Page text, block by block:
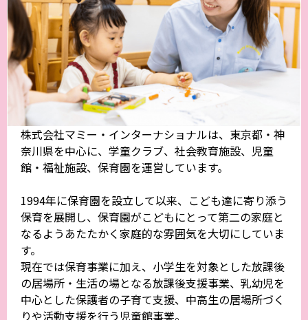
株式会社マミー・インターナショナルは、東京都・神
奈川県を中心に、学童クラブ、社会教育施設、児童
館・福祉施設、保育園を運営しています。
1994年に保育園を設立して以来、こども達に寄り添う
保育を展開し、保育園がこどもにとって第二の家庭と
なるようあたたかく家庭的な雰囲気を大切にしていま
す。
現在では保育事業に加え、小学生を対象とした放課後
の居場所・生活の場となる放課後支援事業、乳幼児を
中心とした保護者の子育て支援、中高生の居場所づく
りや活動支援を行う児童館事業。